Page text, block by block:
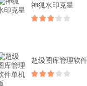
神狐水印克星